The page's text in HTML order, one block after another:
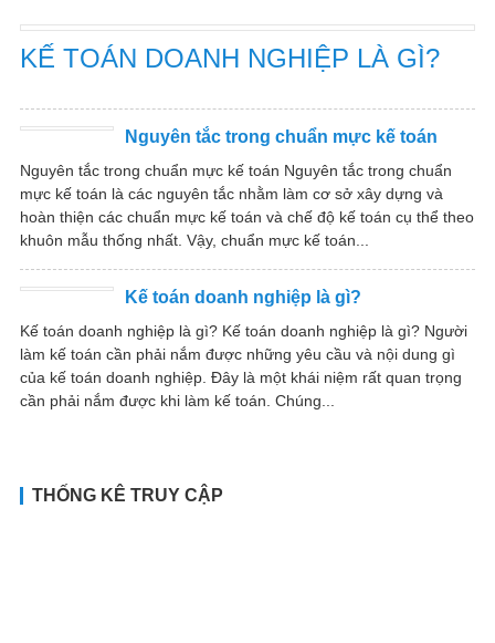
KẾ TOÁN DOANH NGHIỆP LÀ GÌ?
Nguyên tắc trong chuẩn mực kế toán
Nguyên tắc trong chuẩn mực kế toán Nguyên tắc trong chuẩn
mực kế toán là các nguyên tắc nhằm làm cơ sở xây dựng và
hoàn thiện các chuẩn mực kế toán và chế độ kế toán cụ thể theo
khuôn mẫu thống nhất. Vậy, chuẩn mực kế toán...
Kế toán doanh nghiệp là gì?
Kế toán doanh nghiệp là gì? Kế toán doanh nghiệp là gì? Người
làm kế toán cần phải nắm được những yêu cầu và nội dung gì
của kế toán doanh nghiệp. Đây là một khái niệm rất quan trọng
cần phải nắm được khi làm kế toán. Chúng...
THỐNG KÊ TRUY CẬP